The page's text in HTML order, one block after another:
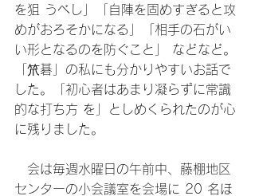
を狙 うべし」「自陣を固めすぎると攻
めがおろそかになる」「相手の石がい
い形となるのを防ぐこと」 などなど。
「笊碁」の私にも分かりやすいお話で
した。「初心者はあまり凝らずに常識
的な打ち方 を」としめくられたのが心
に残りました。
会は毎週水曜日の午前中、藤棚地区
センターの小会議室を会場に 20 名ほ